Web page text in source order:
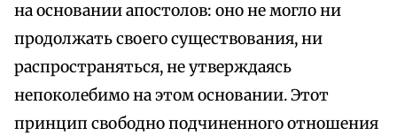
на основании апостолов: оно не могло ни
продолжать своего существования, ни
распространяться, не утверждаясь
непоколебимо на этом основании. Этот
принцип свободно подчиненного отношения